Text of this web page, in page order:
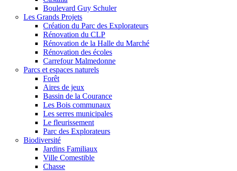
Boulevard Guy Schuler
Les Grands Projets
Création du Parc des Explorateurs
Rénovation du CLP
Rénovation de la Halle du Marché
Rénovation des écoles
Carrefour Malmedonne
Parcs et espaces naturels
Forêt
Aires de jeux
Bassin de la Courance
Les Bois communaux
Les serres municipales
Le fleurissement
Parc des Explorateurs
Biodiversité
Jardins Familiaux
Ville Comestible
Chasse